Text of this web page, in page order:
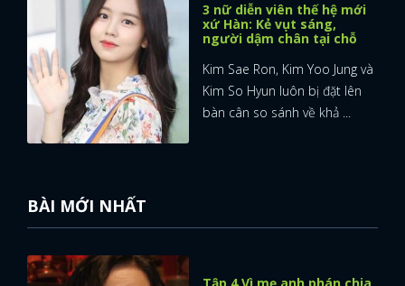
3 nữ diễn viên thế hệ mới
xứ Hàn: Kẻ vụt sáng,
người dậm chân tại chỗ
Kim Sae Ron, Kim Yoo Jung và
Kim So Hyun luôn bị đặt lên
bàn cân so sánh về khả ...
BÀI MỚI NHẤT